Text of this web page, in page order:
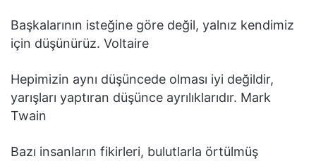
Başkalarının isteğine göre değil, yalnız kendimiz
için düşünürüz. Voltaire
Hepimizin aynı düşüncede olması iyi değildir,
yarışları yaptıran düşünce ayrılıklarıdır. Mark
Twain
Bazı insanların fikirleri, bulutlarla örtülmüş